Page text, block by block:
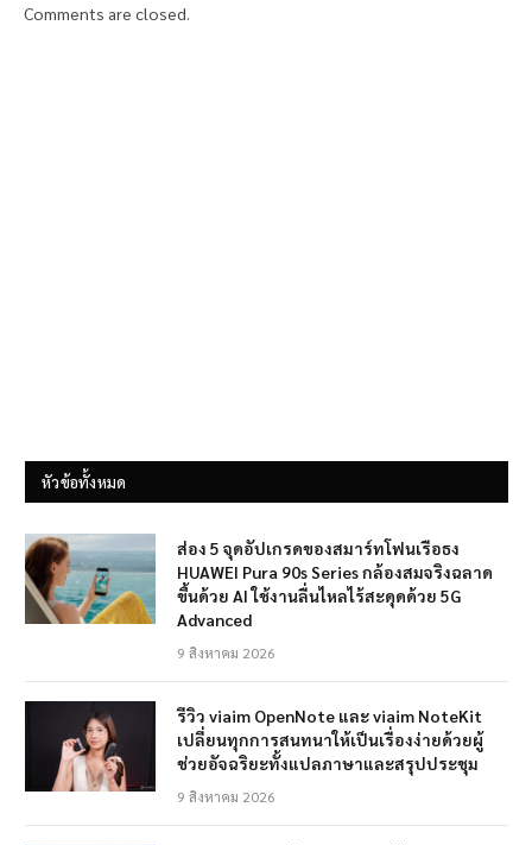
Comments are closed.
หัวข้อทั้งหมด
ส่อง 5 จุดอัปเกรดของสมาร์ทโฟนเรือธง
HUAWEI Pura 90s Series กล้องสมจริงฉลาด
ขึ้นด้วย AI ใช้งานลื่นไหลไร้สะดุดด้วย 5G
Advanced
9 สิงหาคม 2026
รีวิว viaim OpenNote และ viaim NoteKit
เปลี่ยนทุกการสนทนาให้เป็นเรื่องง่ายด้วยผู้
ช่วยอัจฉริยะทั้งแปลภาษาและสรุปประชุม
9 สิงหาคม 2026